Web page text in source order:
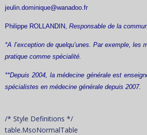
jeulin.dominique@wanadoo.fr
Philippe ROLLANDIN,Responsable de la
*A l’exception de quelqu’unes. Par exemple,
pratique comme spécialité.
**Depuis 2004, la médecine générale est
spécialistes en médecine générale depuis 2007.
/* Style Definitions */
table.MsoNormalTable